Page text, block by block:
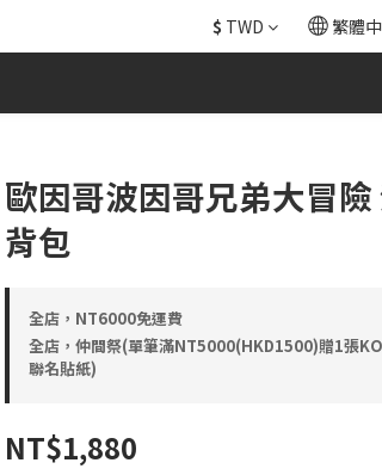
$ TWD 繁體
歐因哥波因哥兄弟大冒險
背包
全店，NT6000免運費
全店，仲間祭(單筆滿NT5000(HKD1500)贈1張
聯名貼紙)
NT$1,880